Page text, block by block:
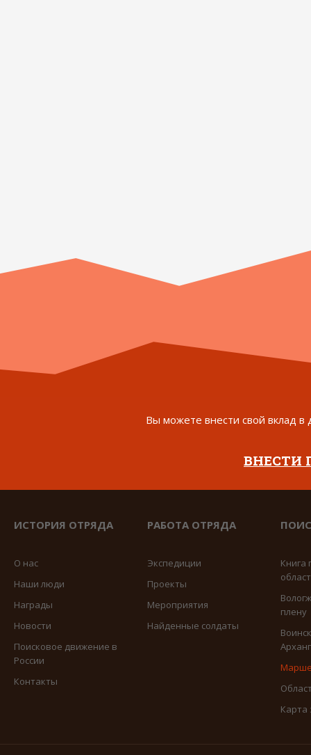
Вы можете внести свой вклад в
ВНЕСТИ
ИСТОРИЯ ОТРЯДА
О нас
Наши люди
Награды
Новости
Поисковое движение в
России
Контакты
РАБОТА ОТРЯДА
Экспедиции
Проекты
Мероприятия
Найденные солдаты
Книга
плену
Карта